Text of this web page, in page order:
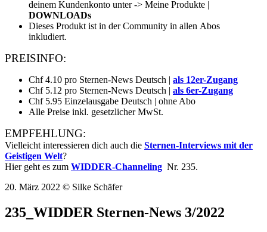
deinem Kundenkonto unter -> Meine Produkte |
DOWNLOADs
Dieses Produkt ist in der Community in allen Abos
inkludiert.
PREISINFO:
Chf 4.10 pro Sternen-News Deutsch | als 12er-Zugang
Chf 5.12 pro Sternen-News Deutsch | als 6er-Zugang
Chf 5.95 Einzelausgabe Deutsch | ohne Abo
Alle Preise inkl. gesetzlicher MwSt.
EMPFEHLUNG:
Vielleicht interessieren dich auch die Sternen-Interviews mit der
Geistigen Welt?
Hier geht es zum WIDDER-Channeling Nr. 235.
20. März 2022 © Silke Schäfer
235_WIDDER Sternen-News 3/2022